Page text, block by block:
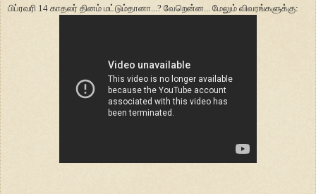
பிப்ரவரி 14 காதலர் தினம் மட்டும்தானா...? வேறென்ன... மேலும் விவரங்களுக்கு: